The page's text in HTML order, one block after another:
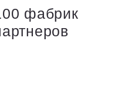
фабрик